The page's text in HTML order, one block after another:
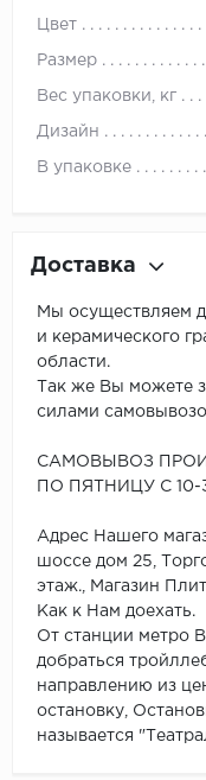
Цвет
Размер
Вес упаковки, кг
Дизайн
В упаковке
Доставка
Мы осуществляем
и керамического
области.
Так же Вы можете
силами
САМОВЫВОЗ
ПО ПЯТНИЦУ С
Адрес Нашего
шоссе дом 25,
этаж., Магазин
Как к Нам доехать.
От станции метро
добраться
направлению из
остановку,
называется